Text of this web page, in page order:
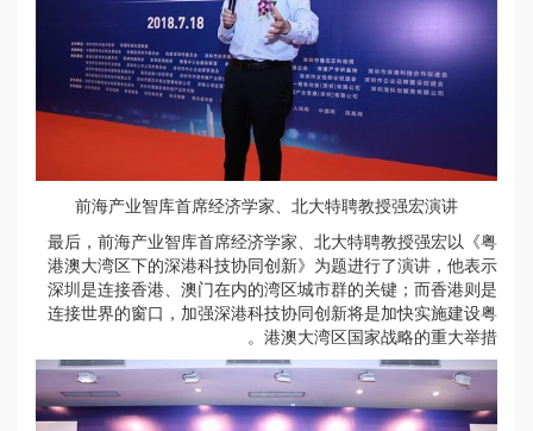
前海产业智库首席经济学家、北大特聘教授强宏演讲
最后，前海产业智库首席经济学家、北大特聘教授强宏以《粤
港澳大湾区下的深港科技协同创新》为题进行了演讲，他表示
深圳是连接香港、澳门在内的湾区城市群的关键；而香港则是
连接世界的窗口，加强深港科技协同创新将是加快实施建设粤
港澳大湾区国家战略的重大举措。